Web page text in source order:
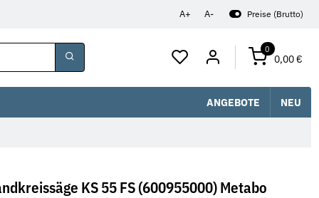
A+ A- Preise (Brutto)
0
0,00 €
ANGEBOTE NEU
KS 55 FS (600955000) Metabo